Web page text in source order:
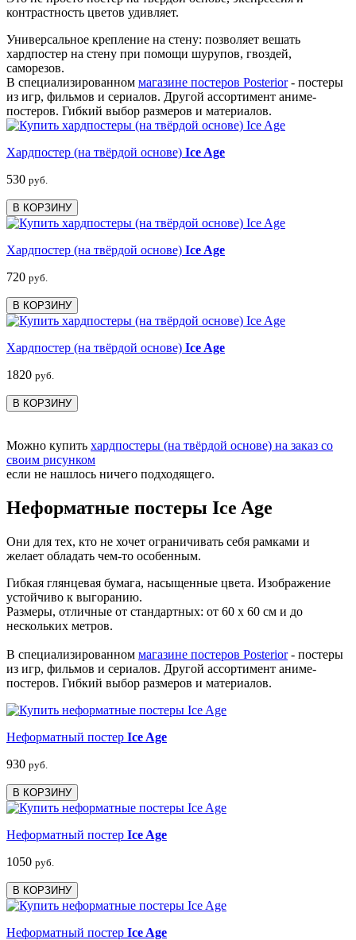
контрастность цветов удивляет.
Универсальное крепление на стену: позволяет вешать
хардпостер на стену при помощи шурупов, гвоздей,
саморезов.
В специализированном магазине постеров Posterior- постеры
из игр, фильмов и сериалов. Другой ассортимент аниме-
постеров. Гибкий выбор размеров и материалов.
Хардпостер (на твёрдой основе) Ice Age
530 руб.
В КОРЗИНУ
Хардпостер (на твёрдой основе) Ice Age
720 руб.
В КОРЗИНУ
Хардпостер (на твёрдой основе) Ice Age
1820 руб.
В КОРЗИНУ
Можно купить хардпостеры (на твёрдой основе) на заказ со
своим рисунком
если не нашлось ничего подходящего.
Неформатные постеры Ice Age
Они для тех, кто не хочет ограничивать себя рамками и
желает обладать чем-то особенным.
Гибкая глянцевая бумага, насыщенные цвета. Изображение
устойчиво к выгоранию.
Размеры, отличные от стандартных: от 60 х 60 см и до
нескольких метров.
В специализированном магазине постеров Posterior- постеры
из игр, фильмов и сериалов. Другой ассортимент аниме-
постеров. Гибкий выбор размеров и материалов.
Неформатный постер Ice Age
930 руб.
В КОРЗИНУ
Неформатный постер Ice Age
1050 руб.
В КОРЗИНУ
Неформатный постер Ice Age